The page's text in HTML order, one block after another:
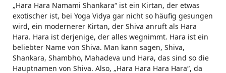
„Hara Hara Namami Shankara“ ist ein Kirtan, der etwas
exotischer ist, bei Yoga Vidya gar nicht so häufig gesungen
wird, ein modernerer Kirtan, der Shiva anruft als Hara
Hara. Hara ist derjenige, der alles wegnimmt. Hara ist ein
beliebter Name von Shiva. Man kann sagen, Shiva,
Shankara, Shambho, Mahadeva und Hara, das sind so die
Hauptnamen von Shiva. Also, „Hara Hara Hara Hara“, da